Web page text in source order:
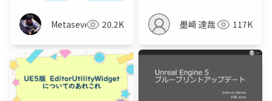
Metaseven 20.2K 墨崎 達哉 117K